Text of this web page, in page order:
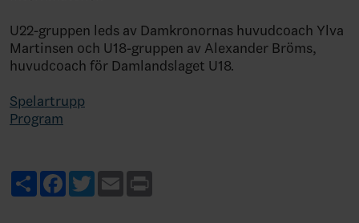
U22-gruppen leds av Damkronornas huvudcoach Ylva
Martinsen och U18-gruppen av Alexander Bröms,
huvudcoach för Damlandslaget U18.
Spelartrupp
Program
ShareFacebook
TwitterEmail